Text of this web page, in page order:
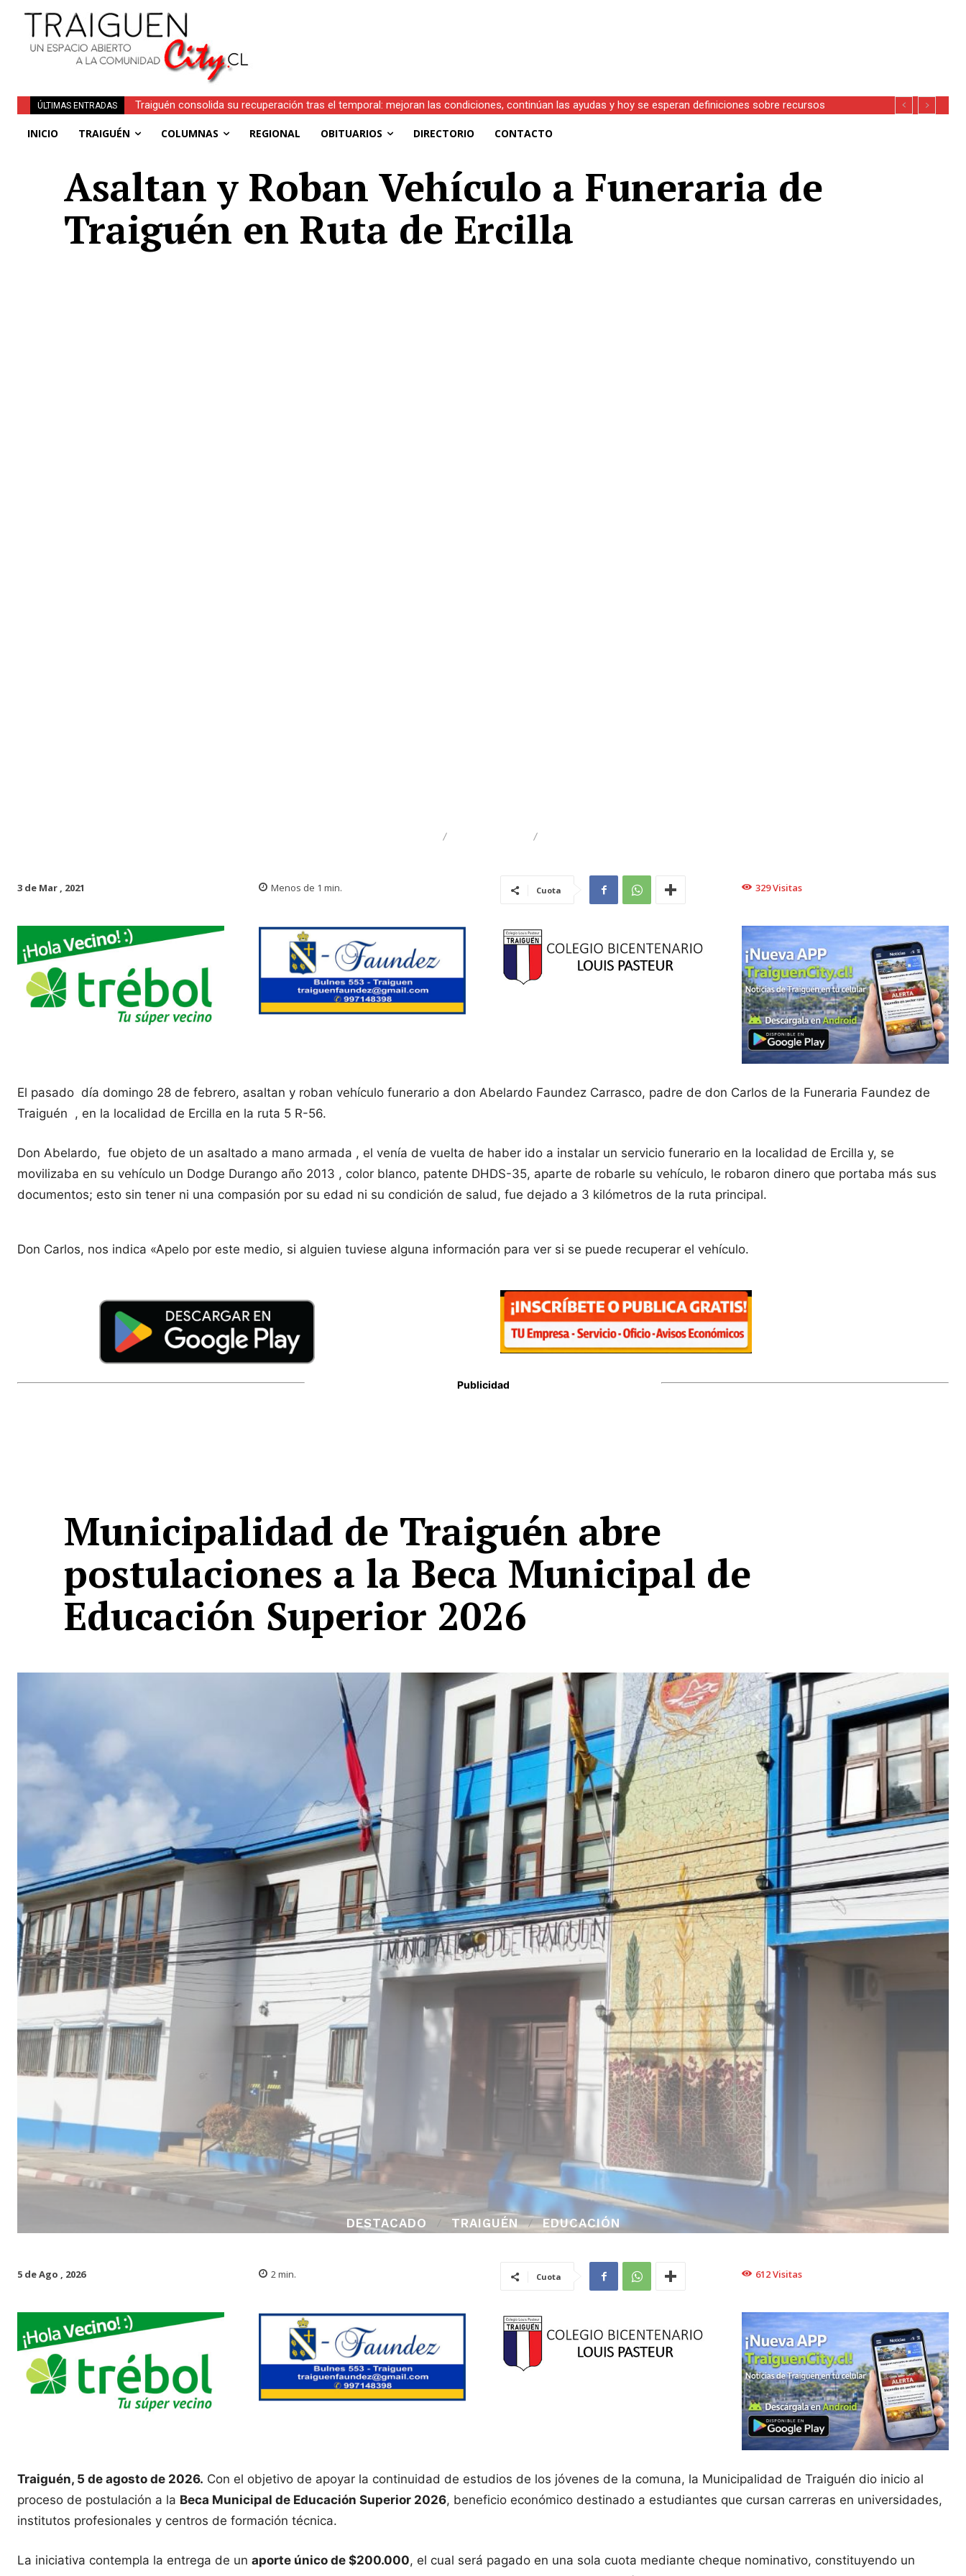
ÚLTIMAS ENTRADAS
Traiguén consolida su recuperación tras el temporal: mejoran las condiciones, continúan las ayudas y hoy se esperan definiciones sobre recursos
INICIO TRAIGUÉN COLUMNAS REGIONAL OBITUARIOS DIRECTORIO CONTACTO
Asaltan y Roban Vehículo a Funeraria de
Traiguén en Ruta de Ercilla
3 de Mar , 2021 Menos de 1 min. Cuota 329Visitas
El pasado día domingo 28 de febrero, asaltan y roban vehículo funerario a don Abelardo Faundez Carrasco, padre de don Carlos de la Funeraria Faundez de
Traiguén , en la localidad de Ercilla en la ruta 5 R-56.
Don Abelardo, fue objeto de un asaltado a mano armada , el venía de vuelta de haber ido a instalar un servicio funerario en la localidad de Ercilla y, se
movilizaba en su vehículo un Dodge Durango año 2013 , color blanco, patente DHDS-35, aparte de robarle su vehículo, le robaron dinero que portaba más sus
documentos; esto sin tener ni una compasión por su edad ni su condición de salud, fue dejado a 3 kilómetros de la ruta principal.
Don Carlos, nos indica «Apelo por este medio, si alguien tuviese alguna información para ver si se puede recuperar el vehículo.
Publicidad